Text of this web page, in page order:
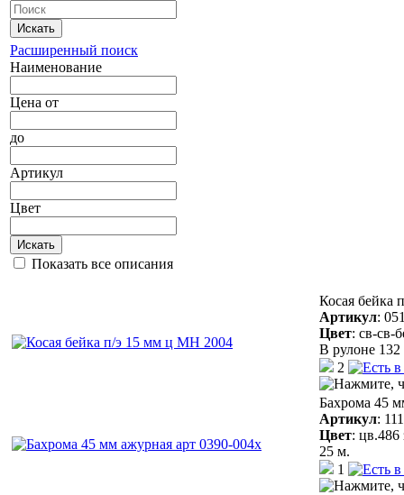
Искать
Расширенный поиск
Наименование
Цена от
до
Артикул
Цвет
Искать
Показать все описания
Косая бейка
Артикул:
Цвет: св-св-
В рулоне
2
Бахрома 45
Артикул:
Цвет: цв.486
25 м.
1